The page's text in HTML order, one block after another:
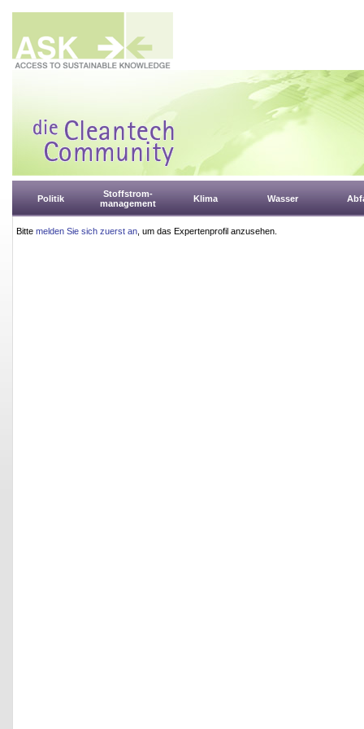
Politik
Stoffstrom-
management
Klima Wasser
Bitte melden Sie sich zuerst an , um das Expertenprofil anzusehen.